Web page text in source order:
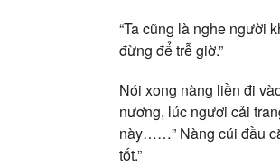
“Ta cũng là nghe người
đừng để trễ giờ.”
Nói xong nàng liền đi
nương, lúc ngươi cải
này……” Nàng cúi đầu
tốt.”